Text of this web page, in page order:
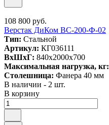
108 800 руб.
Верстак ДиКом ВС-200-Ф-02
Тип: Стальной
Артикул: КГ036111
ВxШxГ: 840x2000x700
Максимальная нагрузка, кг:
Столешница: Фанера 40 мм
В наличии - 2 шт.
В корзину